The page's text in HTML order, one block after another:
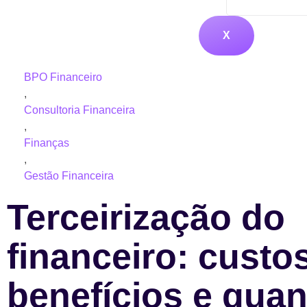
X
BPO Financeiro
,
Consultoria Financeira
,
Finanças
,
Gestão Financeira
Terceirização do
financeiro:
benefícios e